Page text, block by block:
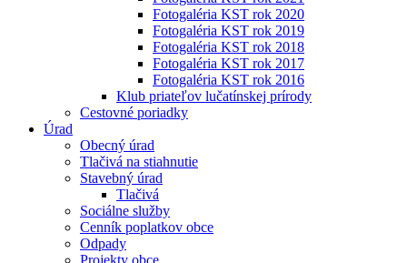
Fotogaléria KST rok 2020
Fotogaléria KST rok 2019
Fotogaléria KST rok 2018
Fotogaléria KST rok 2017
Fotogaléria KST rok 2016
Klub priateľov lučatínskej prírody
Cestovné poriadky
Úrad
Obecný úrad
Tlačivá na stiahnutie
Stavebný úrad
Tlačivá
Sociálne služby
Cenník poplatkov obce
Odpady
Projekty obce